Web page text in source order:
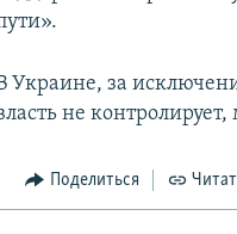
Украине, за
не
Поделиться